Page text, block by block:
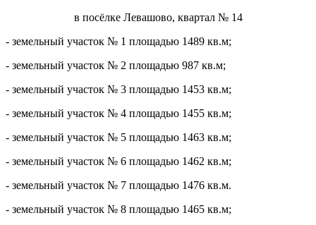
в посёлке Левашово, квартал № 14
- земельный участок № 1 площадью 1489 кв.м;
- земельный участок № 2 площадью 987 кв.м;
- земельный участок № 3 площадью 1453 кв.м;
- земельный участок № 4 площадью 1455 кв.м;
- земельный участок № 5 площадью 1463 кв.м;
- земельный участок № 6 площадью 1462 кв.м;
- земельный участок № 7 площадью 1476 кв.м.
- земельный участок № 8 площадью 1465 кв.м;